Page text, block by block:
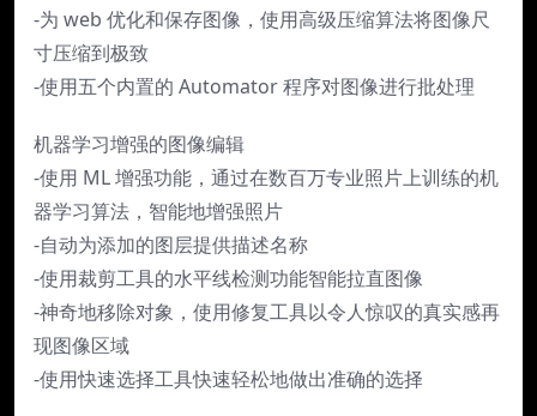
-为 web 优化和保存图像，使用高级压缩算法将图像尺
寸压缩到极致
-使用五个内置的 Automator 程序对图像进行批处理
机器学习增强的图像编辑
-使用 ML 增强功能，通过在数百万专业照片上训练的机
器学习算法，智能地增强照片
-自动为添加的图层提供描述名称
-使用裁剪工具的水平线检测功能智能拉直图像
-神奇地移除对象，使用修复工具以令人惊叹的真实感再
现图像区域
-使用快速选择工具快速轻松地做出准确的选择